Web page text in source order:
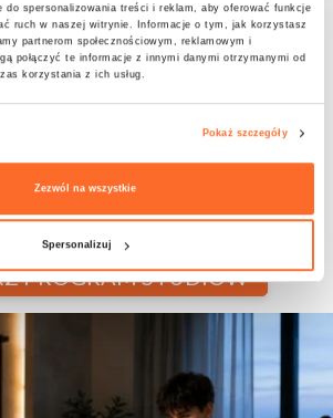
do spersonalizowania treści i reklam, aby oferować funkcje
ruch w naszej witrynie. Informacje o tym, jak korzystasz
partnerom społecznościowym, reklamowym i
połączyć te informacje z innymi danymi otrzymanymi od
korzystania z ich usług.
Pokaż szczegóły
Zezwól na wszystkie
Spersonalizuj
WIEDZA TEORETYCZNA
18%
NUDNE ZAJĘCIA
0%
PROGRAM STUDIÓW